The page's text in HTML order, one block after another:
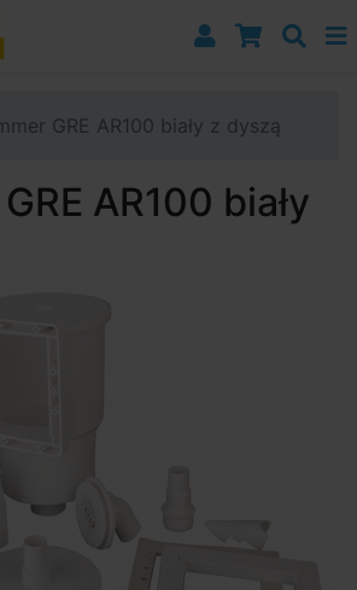
bocznego
GRE AR100 biały z dyszą
AR100 biały